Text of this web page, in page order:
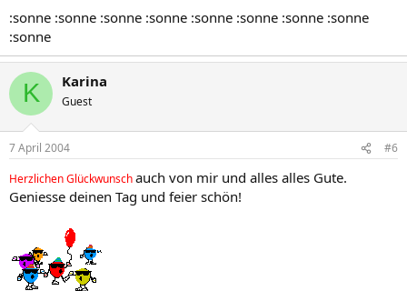
:sonne :sonne :sonne :sonne :sonne :sonne :sonne :sonne
:sonne
K Karina
Guest
7 April 2004
#6
Herzlichen Glückwunschauch von mir und alles alles Gute.
Geniesse deinen Tag und feier schön!